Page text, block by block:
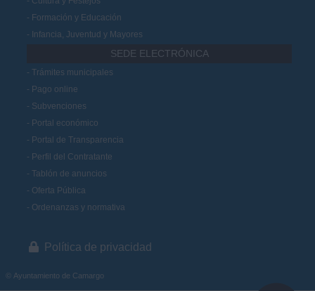
Formación y Educación
Infancia, Juventud y Mayores
SEDE ELECTRÓNICA
Trámites municipales
Pago online
Subvenciones
Portal económico
Portal de Transparencia
Perfil del Contratante
Tablón de anuncios
Oferta Pública
Ordenanzas y normativa
Política de privacidad
© Ayuntamiento de Camargo